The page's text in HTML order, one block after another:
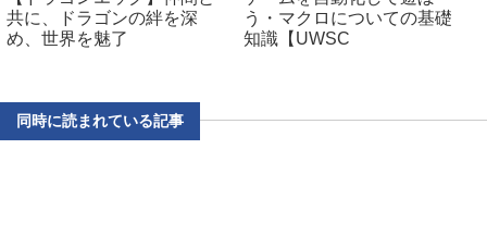
共に、ドラゴンの絆を深
め、世界を魅了
う・マクロについての基礎
知識【UWSC
同時に読まれている記事